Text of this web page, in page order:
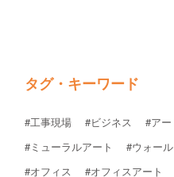
タグ・キーワード
#工事現場 #ビジネス
#ア
#ミューラルアート
#ウォー
#オフィス
#オフィスアート